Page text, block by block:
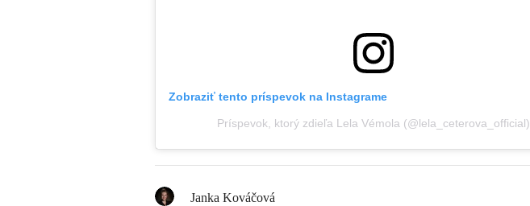
Zobraziť tento príspevok na Instagrame
Príspevok, ktorý zdieľa Lela Vémola (@lela_ceterova_official)
Janka Kováčová